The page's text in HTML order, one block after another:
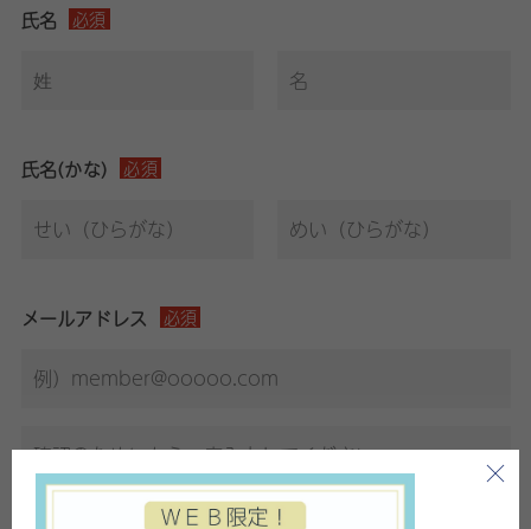
氏名 必須
氏名(かな) 必須
メールアドレス 必須